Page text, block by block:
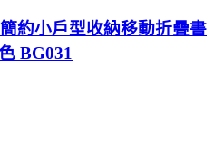
約小戶型收納移動折疊書
BG031